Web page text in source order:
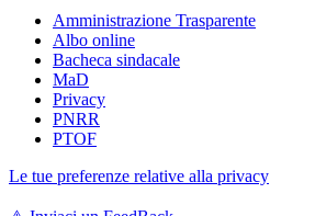
Amministrazione Trasparente
Albo online
Bacheca sindacale
MaD
Privacy
PNRR
PTOF
Le tue preferenze relative alla privacy